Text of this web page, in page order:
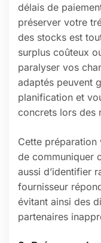
délais de
préserver votre
des stocks est
surplus coûteux
paralyser vos
adaptés peuvent
planification et
concrets lors des
Cette préparation
de communiquer
aussi d’identifier
fournisseur
évitant ainsi des
partenaires